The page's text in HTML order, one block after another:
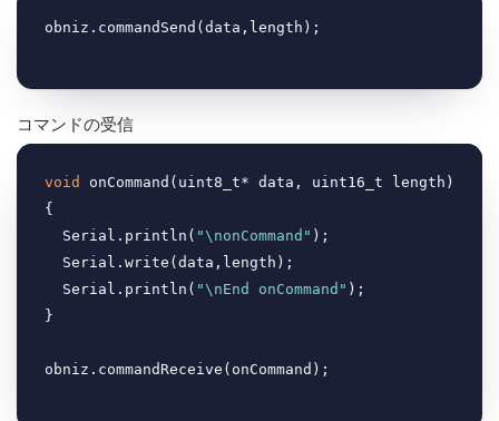
コマンドの受信
void
onCommand(uint8_t* data, uint16_t length)
{
  Serial.println(
"\nonCommand" );
  Serial.println(
"\nEnd onCommand" );
}